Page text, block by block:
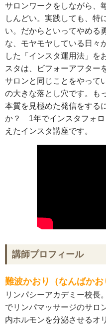
サロンワークをしながら、
しんどい。実践しても、特
い。だからといってやめる
な、モヤモヤしている日々
した「インスタ運用法」を
スタは、ビフォーアフター
サロンと同じことをやっ
の大きな落とし穴です。も
本質を見極めた発信をする
か？ 1年でインスタフォロ
えたインスタ講座です。
講師プロフィール
難波かおり（なんばかお
リンパシーアカデミー校長
でリンパマッサージのサロ
内ホルモンを分泌させるオ